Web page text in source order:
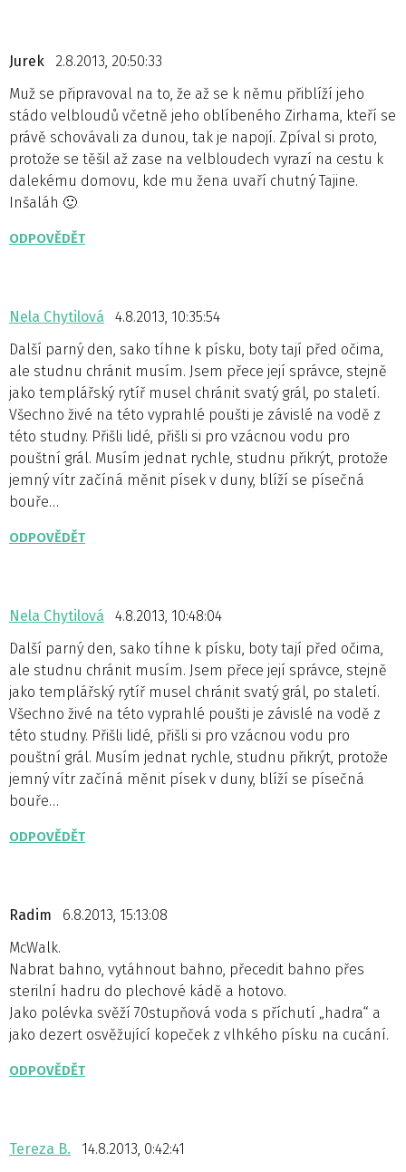
Jurek
2.8.2013, 20:50:33
Muž se připravoval na to, že až se k němu přiblíží jeho
stádo velbloudů včetně jeho oblíbeného Zirhama, kteří se
právě schovávali za dunou, tak je napojí. Zpíval si proto,
protože se těšil až zase na velbloudech vyrazí na cestu k
dalekému domovu, kde mu žena uvaří chutný Tajine.
Inšaláh 🙂
ODPOVĚDĚT
Nela Chytilová
4.8.2013, 10:35:54
Další parný den, sako tíhne k písku, boty tají před očima,
ale studnu chránit musím. Jsem přece její správce, stejně
jako templářský rytíř musel chránit svatý grál, po staletí.
Všechno živé na této vyprahlé poušti je závislé na vodě z
této studny. Přišli lidé, přišli si pro vzácnou vodu pro
pouštní grál. Musím jednat rychle, studnu přikrýt, protože
jemný vítr začíná měnit písek v duny, blíží se písečná
bouře…
ODPOVĚDĚT
Nela Chytilová
4.8.2013, 10:48:04
Další parný den, sako tíhne k písku, boty tají před očima,
ale studnu chránit musím. Jsem přece její správce, stejně
jako templářský rytíř musel chránit svatý grál, po staletí.
Všechno živé na této vyprahlé poušti je závislé na vodě z
této studny. Přišli lidé, přišli si pro vzácnou vodu pro
pouštní grál. Musím jednat rychle, studnu přikrýt, protože
jemný vítr začíná měnit písek v duny, blíží se písečná
bouře…
ODPOVĚDĚT
Radim
6.8.2013, 15:13:08
McWalk.
Nabrat bahno, vytáhnout bahno, přecedit bahno přes
sterilní hadru do plechové kádě a hotovo.
Jako polévka svěží 70stupňová voda s příchutí „hadra“ a
jako dezert osvěžující kopeček z vlhkého písku na cucání.
ODPOVĚDĚT
Tereza B.
14.8.2013, 0:42:41